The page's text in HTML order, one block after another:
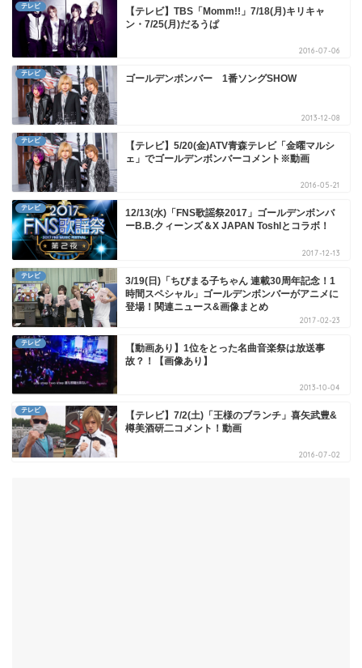
テレビ
【テレビ】TBS「Momm!!」7/18(月)キリキャ
ン・7/25(月)だるうぱ
2016-07-06
テレビ ゴールデンボンバー 1番ソングSHOW
2013-12-08
テレビ
【テレビ】5/20(金)ATV青森テレビ「金曜マルシ
ェ」でゴールデンボンバーコメント※動画
2016-05-21
テレビ
12/13(水)「FNS歌謡祭2017」ゴールデンボンバ
ーB.B.クィーンズ＆X JAPAN Toshlとコラボ！
2017-12-13
テレビ
3/19(日)「ちびまる子ちゃん 連載30周年記念！1
時間スペシャル」ゴールデンボンバーがアニメに
登場！関連ニュース&画像まとめ
2017-02-23
テレビ
【動画あり】1位をとった名曲音楽祭は放送事
故？！【画像あり】
2013-10-04
テレビ
【テレビ】7/2(土)「王様のブランチ」喜矢武豊&
樽美酒研二コメント！動画
2016-07-02